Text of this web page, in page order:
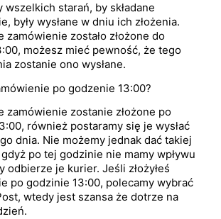
wszelkich starań, by składane
były wysłane w dniu ich złożenia.
zamówienie zostało złożone do
możesz mieć pewność, że tego
zostanie ono wysłane.
po godzenie 13:00?
zamówienie zostanie złożone po
również postaramy się je wysłać
dnia. Nie możemy jednak dać takiej
po tej godzinie nie mamy wpływu
odbierze je kurier. Jeśli złożyłeś
po godzinie 13:00, polecamy wybrać
wtedy jest szansa że dotrze na